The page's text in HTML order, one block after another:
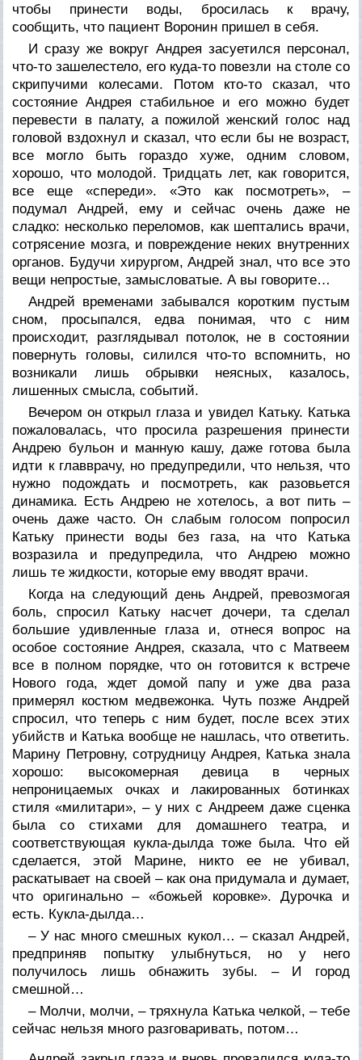
чтобы принести воды, бросилась к врачу,
сообщить, что пациент Воронин пришел в себя.
И сразу же вокруг Андрея засуетился персонал,
что-то зашелестело, его куда-то повезли на столе со
скрипучими колесами. Потом кто-то сказал, что
состояние Андрея стабильное и его можно будет
перевести в палату, а пожилой женский голос над
головой вздохнул и сказал, что если бы не возраст,
все могло быть гораздо хуже, одним словом,
хорошо, что молодой. Тридцать лет, как говорится,
все еще «спереди». «Это как посмотреть», –
подумал Андрей, ему и сейчас очень даже не
сладко: несколько переломов, как шептались врачи,
сотрясение мозга, и повреждение неких внутренних
органов. Будучи хирургом, Андрей знал, что все это
вещи непростые, замысловатые. А вы говорите…
Андрей временами забывался коротким пустым
сном, просыпался, едва понимая, что с ним
происходит, разглядывал потолок, не в состоянии
повернуть головы, силился что-то вспомнить, но
возникали лишь обрывки неясных, казалось,
лишенных смысла, событий.
Вечером он открыл глаза и увидел Катьку. Катька
пожаловалась, что просила разрешения принести
Андрею бульон и манную кашу, даже готова была
идти к главврачу, но предупредили, что нельзя, что
нужно подождать и посмотреть, как разовьется
динамика. Есть Андрею не хотелось, а вот пить –
очень даже часто. Он слабым голосом попросил
Катьку принести воды без газа, на что Катька
возразила и предупредила, что Андрею можно
лишь те жидкости, которые ему вводят врачи.
Когда на следующий день Андрей, превозмогая
боль, спросил Катьку насчет дочери, та сделал
большие удивленные глаза и, отнеся вопрос на
особое состояние Андрея, сказала, что с Матвеем
все в полном порядке, что он готовится к встрече
Нового года, ждет домой папу и уже два раза
примерял костюм медвежонка. Чуть позже Андрей
спросил, что теперь с ним будет, после всех этих
убийств и Катька вообще не нашлась, что ответить.
Марину Петровну, сотрудницу Андрея, Катька знала
хорошо: высокомерная девица в черных
непроницаемых очках и лакированных ботинках
стиля «милитари», – у них с Андреем даже сценка
была со стихами для домашнего театра, и
соответствующая кукла-дылда тоже была. Что ей
сделается, этой Марине, никто ее не убивал,
раскатывает на своей – как она придумала и думает,
что оригинально – «божьей коровке». Дурочка и
есть. Кукла-дылда…
– У нас много смешных кукол… – сказал Андрей,
предприняв попытку улыбнуться, но у него
получилось лишь обнажить зубы. – И город
смешной…
– Молчи, молчи, – тряхнула Катька челкой, – тебе
сейчас нельзя много разговаривать, потом…